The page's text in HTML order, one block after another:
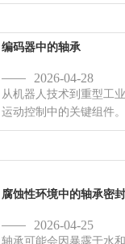
在空间限制、重量问题
种定义，其中一种更常
编码器中的轴承
2026-04-28
从机器人技术到重型工
运动控制中的关键组件
器的正确轴承是提高性
腐蚀性环境中的轴承密
2026-04-25
轴承可能会因暴露于水